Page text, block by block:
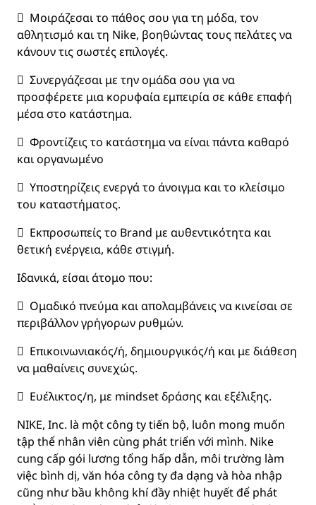
 Μοιράζεσαι το πάθος σου για τη μόδα, τον
αθλητισμό και τη Nike, βοηθώντας τους πελάτες να
κάνουν τις σωστές επιλογές.
 Συνεργάζεσαι με την ομάδα σου για να
προσφέρετε μια κορυφαία εμπειρία σε κάθε επαφή
μέσα στο κατάστημα.
 Φροντίζεις το κατάστημα να είναι πάντα καθαρό
και οργανωμένο
 Υποστηρίζεις ενεργά το άνοιγμα και το κλείσιμο
του καταστήματος.
 Εκπροσωπείς το Brand με αυθεντικότητα και
θετική ενέργεια, κάθε στιγμή.
Ιδανικά, είσαι άτομο που:
 Ομαδικό πνεύμα και απολαμβάνεις να κινείσαι σε
περιβάλλον γρήγορων ρυθμών.
 Επικοινωνιακός/ή, δημιουργικός/ή και με διάθεση
να μαθαίνεις συνεχώς.
 Ευέλικτος/η, με mindset δράσης και εξέλιξης.
NIKE, Inc. là một công ty tiến bộ, luôn mong muốn
tập thể nhân viên cùng phát triển với mình. Nike
cung cấp gói lương tổng hấp dẫn, môi trường làm
việc bình dị, văn hóa công ty đa dạng và hòa nhập
cũng như bầu không khí đầy nhiệt huyết để phát